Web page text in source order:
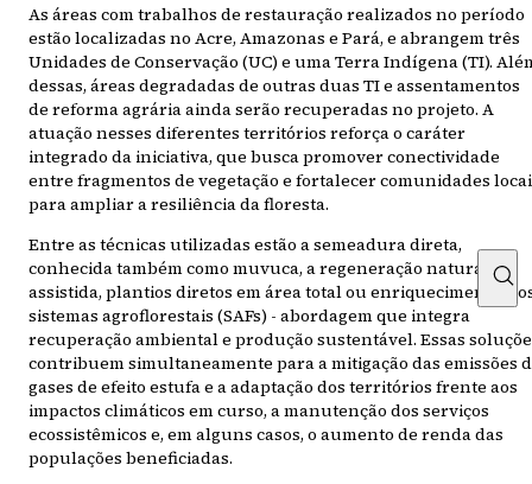
As áreas com trabalhos de restauração realizados no período
estão localizadas no Acre, Amazonas e Pará, e abrangem três
Unidades de Conservação (UC) e uma Terra Indígena (TI).
dessas, áreas degradadas de outras duas TI e assentamentos
de reforma agrária ainda serão recuperadas no projeto. A
atuação nesses diferentes territórios reforça o caráter
integrado da iniciativa, que busca promover conectividade
entre fragmentos de vegetação e fortalecer comunidades
para ampliar a resiliência da floresta.
Entre as técnicas utilizadas estão a semeadura direta,
conhecida também como muvuca, a regeneração natural
assistida, plantios diretos em área total ou enriquecimento e
sistemas agroflorestais (SAFs) - abordagem que integra
recuperação ambiental e produção sustentável. Essas
contribuem simultaneamente para a mitigação das emissões
gases de efeito estufa e a adaptação dos territórios frente aos
impactos climáticos em curso, a manutenção dos serviços
ecossistêmicos e, em alguns casos, o aumento de renda das
populações beneficiadas.